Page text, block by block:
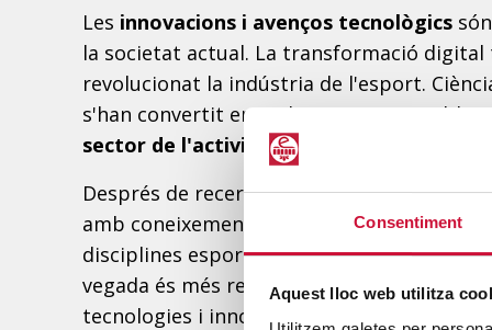
Consentiment
Aquest lloc web utilitza
Les innovacions i avenços tecnològics
la societat actual. La transformació digital
revolucionat la indústria de l'esport.
s'han convertit en un binomi inseparable
sector de l'activitat física i l'esport
Després de recerques i casos pràctics,
amb coneixements científics es pot
disciplines esportives. I és que el paper de
vegada és més rellevant en el
tecnologies i innovacions.